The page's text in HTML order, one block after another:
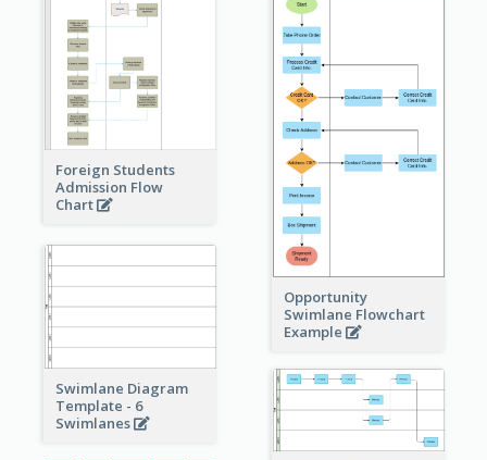
Foreign Students
Admission Flow
Chart
Opportunity
Swimlane Flowchart
Example
Swimlane Diagram
Template - 6
Swimlanes